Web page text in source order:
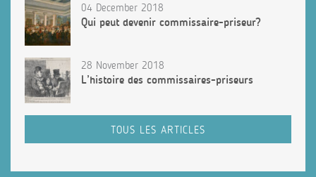
04 December 2018
Qui peut devenir commissaire-priseur?
28 November 2018
L’histoire des commissaires-priseurs
TOUS LES ARTICLES